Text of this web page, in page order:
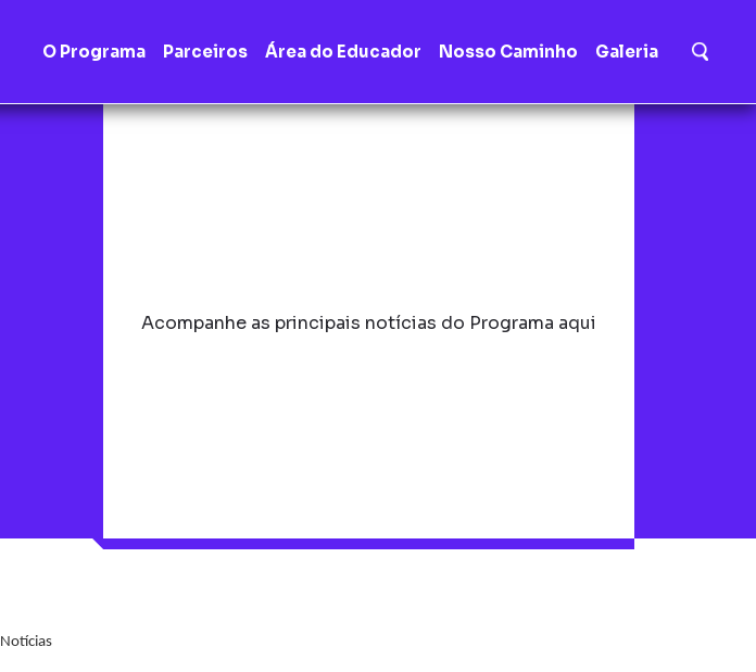
O Programa Parceiros Área do Educador Nosso Caminho Galeria
Acompanhe as principais notícias do Programa aqui
Notícias